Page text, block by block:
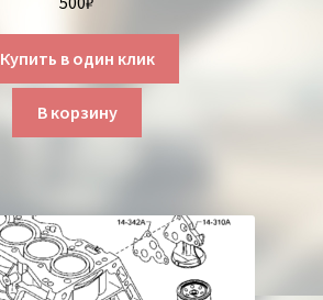
Купить в один клик
В корзину